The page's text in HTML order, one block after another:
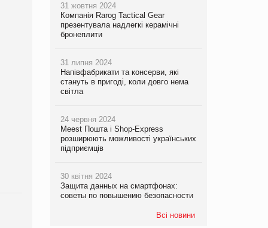
31 жовтня 2024
Компанія Rarog Tactical Gear
презентувала надлегкі керамічні
бронеплити
31 липня 2024
Напівфабрикати та консерви, які
стануть в пригоді, коли довго нема
світла
24 червня 2024
Meest Пошта і Shop-Express
розширюють можливості українських
підприємців
30 квітня 2024
Защита данных на смартфонах:
советы по повышению безопасности
Всі новини